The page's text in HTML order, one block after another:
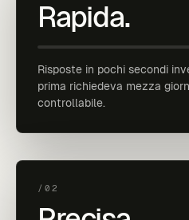
Rapida.
Risposte in pochi secondi
prima richiedeva mezza
controllabile.
/02